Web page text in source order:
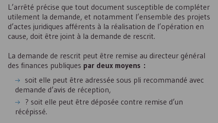
L’arrêté précise que tout document susceptible de compléter
utilement la demande, et notamment l’ensemble des projets
d’actes juridiques afférents à la réalisation de l’opération en
cause, doit être joint à la demande de rescrit.
La demande de rescrit peut être remise au directeur général
des finances publiques par deux moyens :
soit elle peut être adressée sous pli recommandé avec
demande d’avis de réception,
? soit elle peut être déposée contre remise d’un
récépissé.